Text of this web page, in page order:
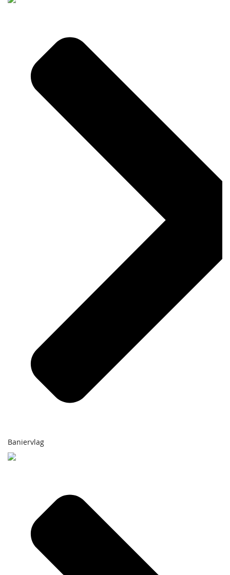
Baniervlag